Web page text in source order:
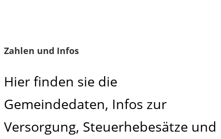
Zahlen und Infos
Hier finden sie die
Gemeindedaten, Infos zur
Versorgung, Steuerhebesätze und